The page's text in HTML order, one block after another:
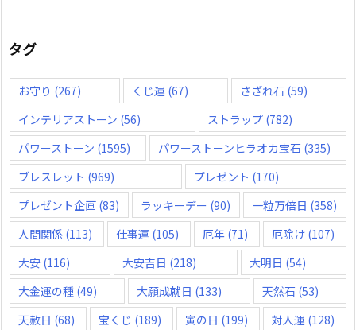
タグ
お守り (267) くじ運 (67) さざれ石 (59)
インテリアストーン (56) ストラップ(782)
パワーストーン (1595) パワーストーンヒラオカ宝石 (335)
ブレスレット (969) プレゼント (170)
プレゼント企画 (83) ラッキーデー (90) 一粒万倍日 (358)
人間関係 (113) 仕事運 (105) 厄年 (71) 厄除け (107)
大安 (116) 大安吉日 (218) 大明日 (54)
大金運の種 (49) 大願成就日 (133) 天然石 (53)
天赦日 (68) 宝くじ (189) 寅の日 (199) 対人運 (128)